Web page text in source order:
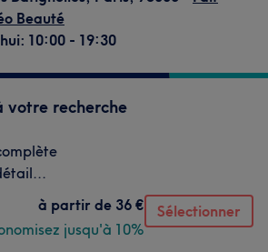
Beauté
10:00 - 19:30
votre recherche
à partir de 36 €
jusqu'à 10%
Sélectionner